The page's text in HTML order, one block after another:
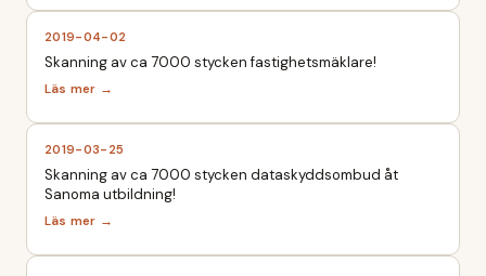
2019-04-02
Skanning av ca 7000 stycken fastighetsmäklare!
2019-03-25
Skanning av ca 7000 stycken dataskyddsombud åt
Sanoma utbildning!